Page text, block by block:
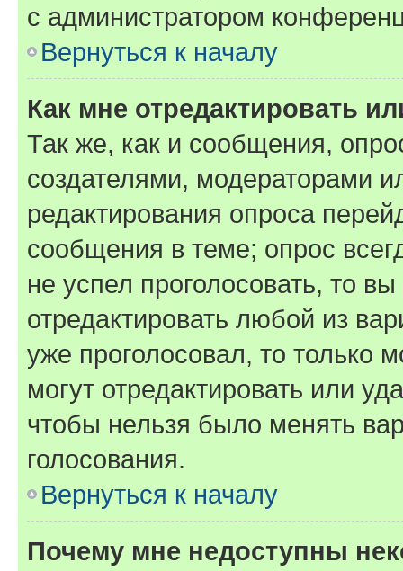
с администратором
Вернуться к началу
Как мне отредактировать
Так же, как и сообщения,
создателями, модераторами
редактирования опроса
сообщения в теме; опрос
не успел проголосовать, то
отредактировать любой из
уже проголосовал, то только
могут отредактировать или
чтобы нельзя было менять
голосования.
Вернуться к началу
Почему мне недоступны